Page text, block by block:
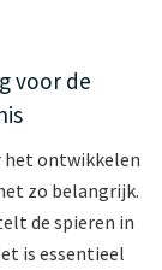
voor de
het ontwikkelen
zo belangrijk.
de spieren in
is essentieel